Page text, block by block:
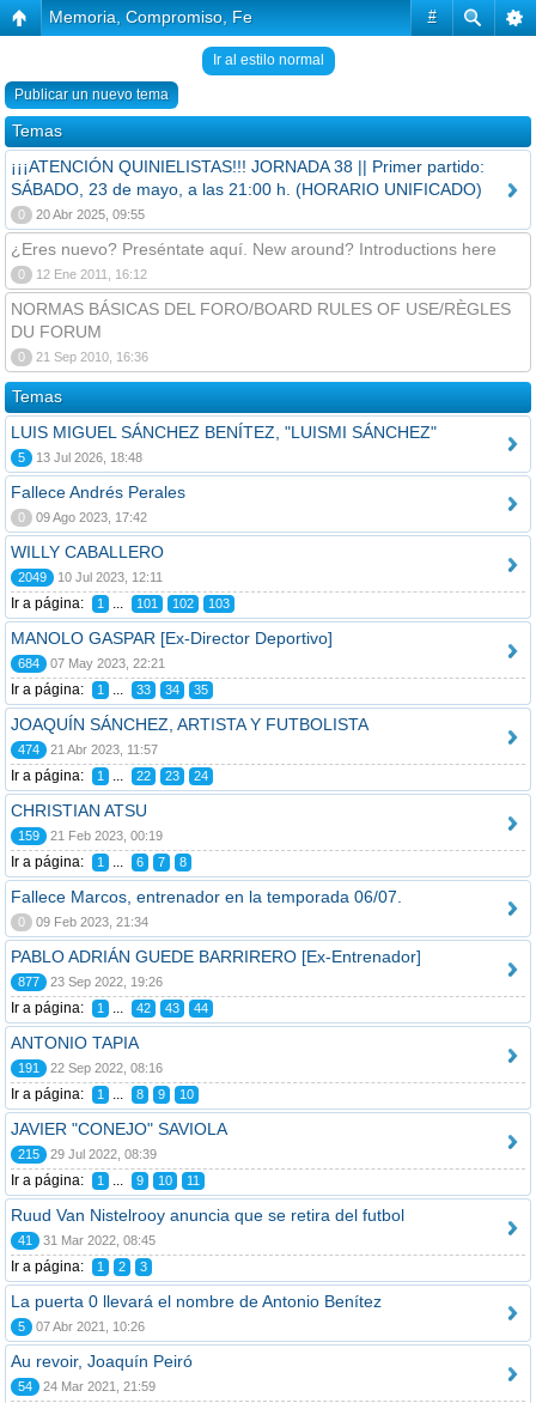
#
Memoria, Compromiso, Fe
Ir al estilo normal
Publicar un nuevo tema
Temas
¡¡¡ATENCIÓN QUINIELISTAS!!! JORNADA 38 || Primer partido:
SÁBADO, 23 de mayo, a las 21:00 h. (HORARIO UNIFICADO)
0 20 Abr 2025, 09:55
¿Eres nuevo? Preséntate aquí. New around? Introductions here
0 12 Ene 2011, 16:12
NORMAS BÁSICAS DEL FORO/BOARD RULES OF USE/RÈGLES
DU FORUM
0 21 Sep 2010, 16:36
Temas
LUIS MIGUEL SÁNCHEZ BENÍTEZ, "LUISMI SÁNCHEZ"
5 13 Jul 2026, 18:48
Fallece Andrés Perales
0 09 Ago 2023, 17:42
WILLY CABALLERO
2049 10 Jul 2023, 12:11
Ir a página: 1 ... 101 102 103
MANOLO GASPAR [Ex-Director Deportivo]
684 07 May 2023, 22:21
Ir a página: 1 ... 33 34 35
JOAQUÍN SÁNCHEZ, ARTISTA Y FUTBOLISTA
474 21 Abr 2023, 11:57
Ir a página: 1 ... 22 23 24
CHRISTIAN ATSU
159 21 Feb 2023, 00:19
Ir a página: 1 ... 6 7 8
Fallece Marcos, entrenador en la temporada 06/07.
0 09 Feb 2023, 21:34
PABLO ADRIÁN GUEDE BARRIRERO [Ex-Entrenador]
877 23 Sep 2022, 19:26
Ir a página: 1 ... 42 43 44
ANTONIO TAPIA
191 22 Sep 2022, 08:16
Ir a página: 1 ... 8 9 10
JAVIER "CONEJO" SAVIOLA
215 29 Jul 2022, 08:39
Ir a página: 1 ... 9 10 11
Ruud Van Nistelrooy anuncia que se retira del futbol
41 31 Mar 2022, 08:45
Ir a página: 1 2 3
La puerta 0 llevará el nombre de Antonio Benítez
5 07 Abr 2021, 10:26
Au revoir, Joaquín Peiró
54 24 Mar 2021, 21:59